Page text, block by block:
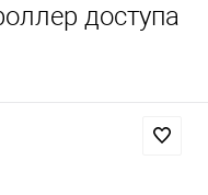
доступа